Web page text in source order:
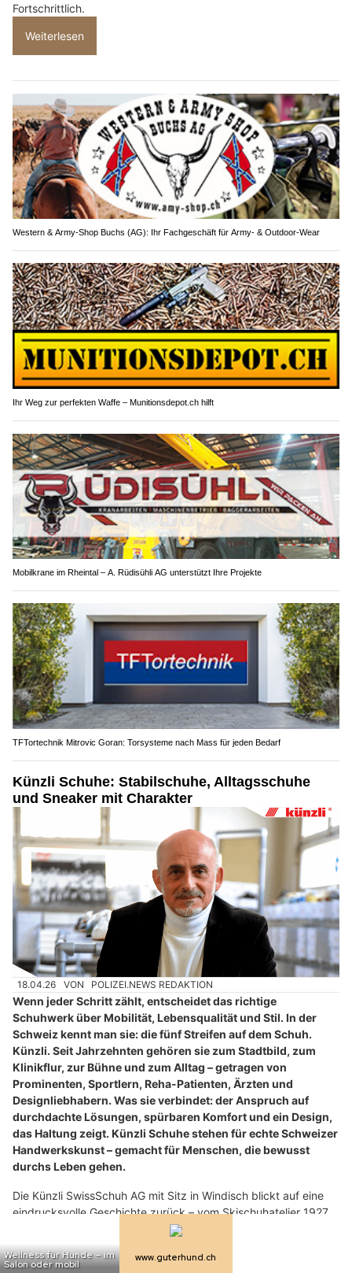
Fortschrittlich.
Weiterlesen
Western & Army-Shop Buchs (AG): Ihr Fachgeschäft für Army- & Outdoor-Wear
Ihr Weg zur perfekten Waffe – Munitionsdepot.ch hilft
Mobilkrane im Rheintal – A. Rüdisühli AG unterstützt Ihre Projekte
TFTortechnik Mitrovic Goran: Torsysteme nach Mass für jeden Bedarf
Künzli Schuhe: Stabilschuhe, Alltagsschuhe
und Sneaker mit Charakter
18.04.26 VON POLIZEI.NEWS REDAKTION
Wenn jeder Schritt zählt, entscheidet das richtige
Schuhwerk über Mobilität, Lebensqualität und Stil. In der
Schweiz kennt man sie: die fünf Streifen auf dem Schuh.
Künzli. Seit Jahrzehnten gehören sie zum Stadtbild, zum
Klinikflur, zur Bühne und zum Alltag – getragen von
Prominenten, Sportlern, Reha-Patienten, Ärzten und
Designliebhabern. Was sie verbindet: der Anspruch auf
durchdachte Lösungen, spürbaren Komfort und ein Design,
das Haltung zeigt. Künzli Schuhe stehen für echte Schweizer
Handwerkskunst – gemacht für Menschen, die bewusst
durchs Leben gehen.
Die Künzli SwissSchuh AG mit Sitz in Windisch blickt auf eine
eindrucksvolle Geschichte zurück – vom Skischuhatelier 1927
zum führenden Anbieter innovativer Stabilschuhe. Die
ikonischen fünf Streifen, früher Patentschnürung, heute als
stilbildendes Markenzeichen, stehen für Qualität und Charakter.